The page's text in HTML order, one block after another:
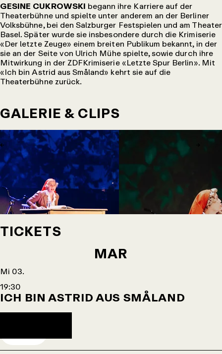
GESINE CUKROWSKI begann ihre Karriere auf der
Theaterbühne und spielte unter anderem an der Berliner
Volksbühne, bei den Salzburger Festspielen und am Theater
Basel. Später wurde sie insbesondere durch die Krimiserie
«Der letzte Zeuge» einem breiten Publikum bekannt, in der
sie an der Seite von Ulrich Mühe spielte, sowie durch ihre
Mitwirkung in der ZDFKrimiserie «Letzte Spur Berlin». Mit
«Ich bin Astrid aus Småland» kehrt sie auf die
Theaterbühne zurück.
GALERIE & CLIPS
←
©sagas Ensemble
TICKETS
MÄR
Mi 03.
19:30
ICH BIN ASTRID AUS SMÅLAND